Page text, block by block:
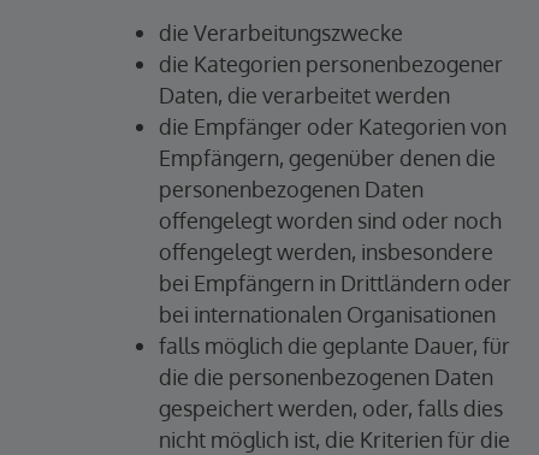
die Verarbeitungszwecke
die Kategorien personenbezogener
Daten, die verarbeitet werden
die Empfänger oder Kategorien von
Empfängern, gegenüber denen die
personenbezogenen Daten
offengelegt worden sind oder noch
offengelegt werden, insbesondere
bei Empfängern in Drittländern oder
bei internationalen Organisationen
falls möglich die geplante Dauer, für
die die personenbezogenen Daten
gespeichert werden, oder, falls dies
nicht möglich ist, die Kriterien für die